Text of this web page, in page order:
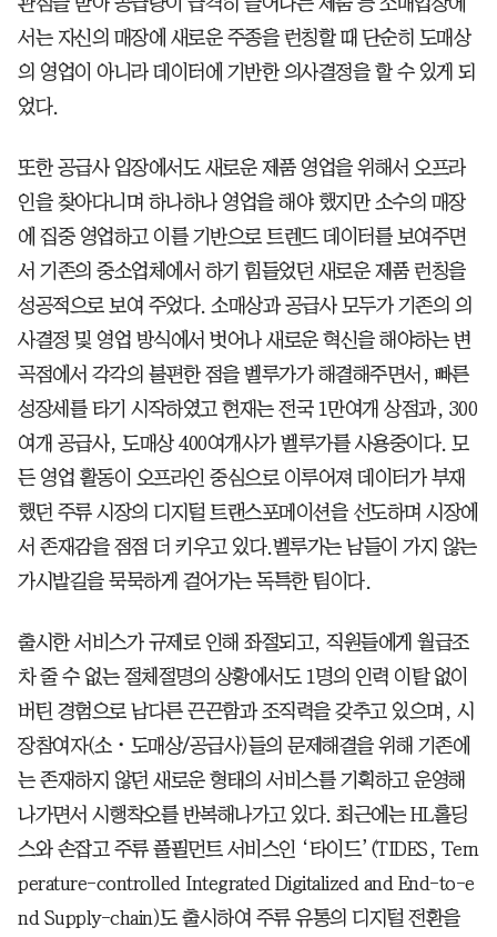
서는 자신의 매장에 새로운 주종을 런칭할 때 단순히 도매상
의 영업이 아니라 데이터에 기반한 의사결정을 할 수 있게 되
었다.
또한 공급사 입장에서도 새로운 제품 영업을 위해서 오프라
인을 찾아다니며 하나하나 영업을 해야 했지만 소수의 매장
에 집중 영업하고 이를 기반으로 트렌드 데이터를 보여주면
서 기존의 중소업체에서 하기 힘들었던 새로운 제품 런칭을
성공적으로 보여 주었다. 소매상과 공급사 모두가 기존의 의
사결정 및 영업 방식에서 벗어나 새로운 혁신을 해야하는 변
곡점에서 각각의 불편한 점을 벨루가가 해결해주면서, 빠른
성장세를 타기 시작하였고 현재는 전국 1만여개 상점과, 300
여개 공급사, 도매상 400여개사가 벨루가를 사용중이다. 모
든 영업 활동이 오프라인 중심으로 이루어져 데이터가 부재
했던 주류 시장의 디지털 트랜스포메이션을 선도하며 시장에
서 존재감을 점점 더 키우고 있다.벨루가는 남들이 가지 않는
가시밭길을 묵묵하게 걸어가는 독특한 팀이다.
출시한 서비스가 규제로 인해 좌절되고, 직원들에게 월급조
차 줄 수 없는 절체절명의 상황에서도 1명의 인력 이탈 없이
버틴 경험으로 남다른 끈끈함과 조직력을 갖추고 있으며, 시
장참여자(소・도매상/공급사)들의 문제해결을 위해 기존에
는 존재하지 않던 새로운 형태의 서비스를 기획하고 운영해
나가면서 시행착오를 반복해나가고 있다. 최근에는 HL홀딩
스와 손잡고 주류 풀필먼트 서비스인 ‘타이드’(TIDES, Tem
perature-controlled Integrated Digitalized and End-to-e
nd Supply-chain)도 출시하여 주류 유통의 디지털 전환을